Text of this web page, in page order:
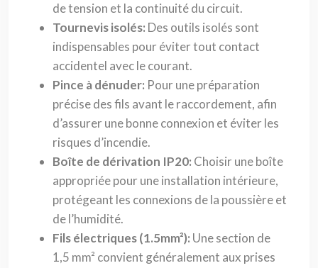
de tension et la continuité du circuit.
Tournevis isolés: Des outils isolés sont
indispensables pour éviter tout contact
accidentel avec le courant.
Pince à dénuder: Pour une préparation
précise des fils avant le raccordement, afin
d’assurer une bonne connexion et éviter les
risques d’incendie.
Boîte de dérivation IP20: Choisir une boîte
appropriée pour une installation intérieure,
protégeant les connexions de la poussière et
de l’humidité.
Fils électriques (1.5mm²): Une section de
1,5 mm² convient généralement aux prises